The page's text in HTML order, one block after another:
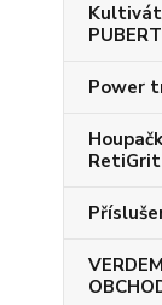
PUBERT
Power